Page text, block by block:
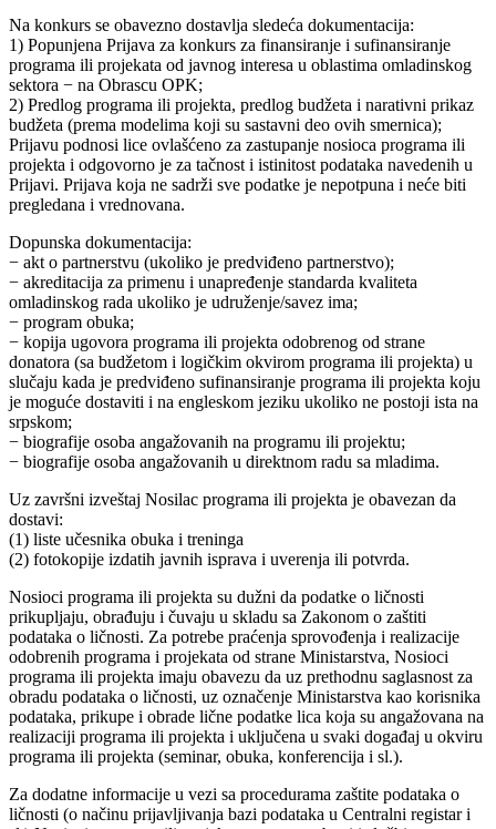
Na konkurs se obavezno dostavlja sledeća dokumentacija:
1) Popunjena Prijava za konkurs za finansiranje i sufinansiranje
programa ili projekata od javnog interesa u oblastima omladinskog
sektora − na Obrascu OPK;
2) Predlog programa ili projekta, predlog budžeta i narativni prikaz
budžeta (prema modelima koji su sastavni deo ovih smernica);
Prijavu podnosi lice ovlašćeno za zastupanje nosioca programa ili
projekta i odgovorno je za tačnost i istinitost podataka navedenih u
Prijavi. Prijava koja ne sadrži sve podatke je nepotpuna i neće biti
pregledana i vrednovana.
Dopunska dokumentacija:
− akt o partnerstvu (ukoliko je predviđeno partnerstvo);
− akreditacija za primenu i unapređenje standarda kvaliteta
omladinskog rada ukoliko je udruženje/savez ima;
− program obuka;
− kopija ugovora programa ili projekta odobrenog od strane
donatora (sa budžetom i logičkim okvirom programa ili projekta) u
slučaju kada je predviđeno sufinansiranje programa ili projekta koju
je moguće dostaviti i na engleskom jeziku ukoliko ne postoji ista na
srpskom;
− biografije osoba angažovanih na programu ili projektu;
− biografije osoba angažovanih u direktnom radu sa mladima.
Uz završni izveštaj Nosilac programa ili projekta je obavezan da
dostavi:
(1) liste učesnika obuka i treninga
(2) fotokopije izdatih javnih isprava i uverenja ili potvrda.
Nosioci programa ili projekta su dužni da podatke o ličnosti
prikupljaju, obrađuju i čuvaju u skladu sa Zakonom o zaštiti
podataka o ličnosti. Za potrebe praćenja sprovođenja i realizacije
odobrenih programa i projekata od strane Ministarstva, Nosioci
programa ili projekta imaju obavezu da uz prethodnu saglasnost za
obradu podataka o ličnosti, uz označenje Ministarstva kao korisnika
podataka, prikupe i obrade lične podatke lica koja su angažovana na
realizaciji programa ili projekta i uključena u svaki događaj u okviru
programa ili projekta (seminar, obuka, konferencija i sl.).
Za dodatne informacije u vezi sa procedurama zaštite podataka o
ličnosti (o načinu prijavljivanja bazi podataka u Centralni registar i